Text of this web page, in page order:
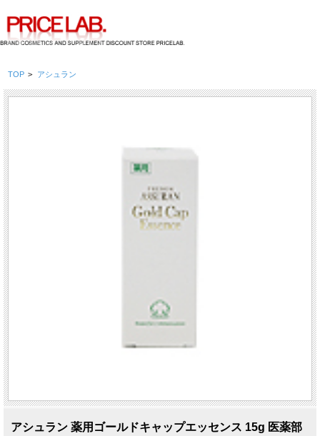
TOP > アシュラン
アシュラン 薬用ゴールドキャップエッセンス 15g 医薬部